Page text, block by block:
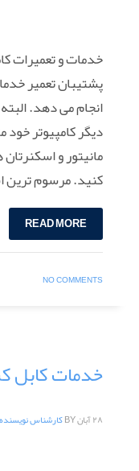
خدمات و تعمیرات
پشتیبان تعمیر
انجام می دهد.
دیگر کامپیوتر خود
مانیتور و
کنید. مرسوم ترین
READ MORE
NO COMMENTS
خدمات کابل
۲۸ آبان BYکارشناس نویسنده